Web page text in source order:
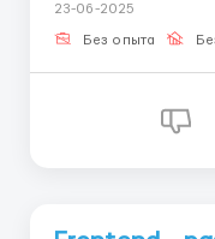
Работа с
Интеграция с
23-06-2025
Без опыта